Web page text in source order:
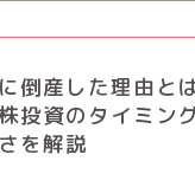
倒産した理由と
投資のタイミン
を解説